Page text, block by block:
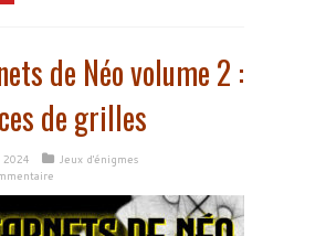
de Néo volume 2 :
de grilles
Jeux d'énigmes